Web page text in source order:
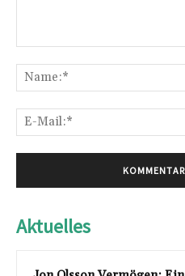
Aktuelles